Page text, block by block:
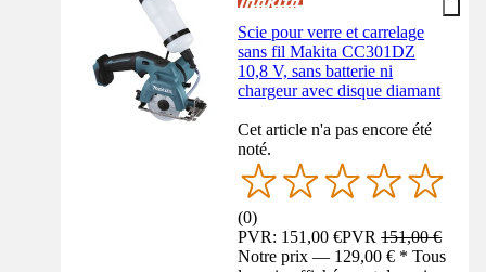
Scie pour verre et carrelage
sans fil Makita CC301DZ
10,8 V, sans batterie ni
chargeur avec disque diamant
Cet article n'a pas encore été
noté.
(0)
PVR: 151,00 €PVR151,00 €
Notre prix — 129,00 € * Tous